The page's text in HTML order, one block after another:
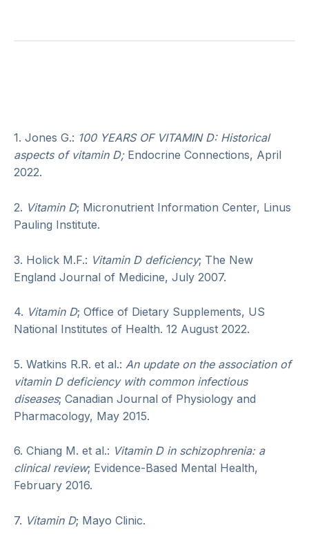
1. Jones G.: 100 YEARS OF VITAMIN D: Historical
aspects of vitamin D; Endocrine Connections, April
2022.
2. Vitamin D; Micronutrient Information Center, Linus
Pauling Institute.
3. Holick M.F.: Vitamin D deficiency; The New
England Journal of Medicine, July 2007.
4. Vitamin D; Office of Dietary Supplements, US
National Institutes of Health. 12 August 2022.
5. Watkins R.R. et al.: An update on the association of
vitamin D deficiency with common infectious
diseases; Canadian Journal of Physiology and
Pharmacology, May 2015.
6. Chiang M. et al.: Vitamin D in schizophrenia: a
clinical review; Evidence-Based Mental Health,
February 2016.
7. Vitamin D; Mayo Clinic.